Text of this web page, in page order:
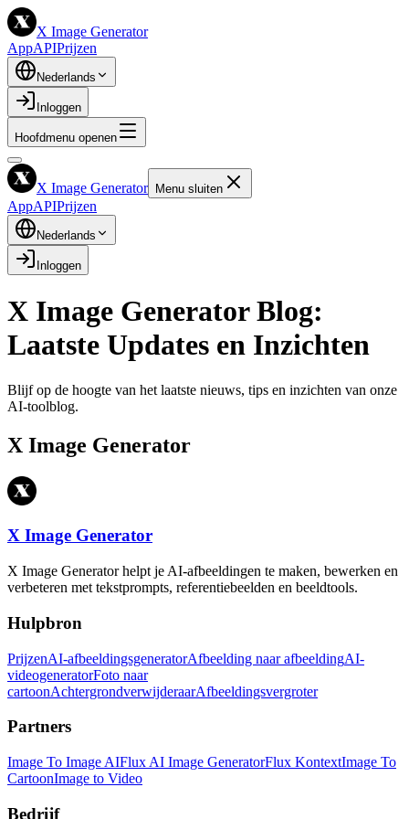
X Image Generator
AppAPIPrijzen
Nederlands
Inloggen
Hoofdmenu openen
X Image Generator Menu sluiten
AppAPIPrijzen
Nederlands
Inloggen
X Image Generator Blog:
Laatste Updates en Inzichten
Blijf op de hoogte van het laatste nieuws, tips en inzichten van onze
AI-toolblog.
X Image Generator
X Image Generator
X Image Generator helpt je AI-afbeeldingen te maken, bewerken en
verbeteren met tekstprompts, referentiebeelden en beeldtools.
Hulpbron
PrijzenAI-afbeeldingsgeneratorAfbeelding naar afbeeldingAI-
videogeneratorFoto naar
cartoonAchtergrondverwijderaarAfbeeldingsvergroter
Partners
Image To Image AIFlux AI Image GeneratorFlux KontextImage To
CartoonImage to Video
Bedrijf